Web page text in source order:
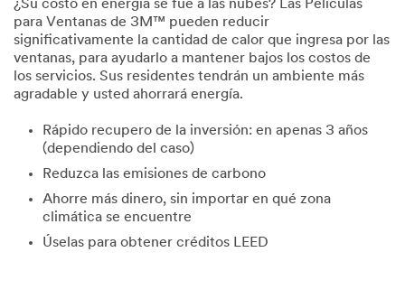
¿Su costo en energía se fue a las nubes? Las Películas
para Ventanas de 3M™ pueden reducir
significativamente la cantidad de calor que ingresa por las
ventanas, para ayudarlo a mantener bajos los costos de
los servicios. Sus residentes tendrán un ambiente más
agradable y usted ahorrará energía.
Rápido recupero de la inversión: en apenas 3 años
(dependiendo del caso)
Reduzca las emisiones de carbono
Ahorre más dinero, sin importar en qué zona
climática se encuentre
Úselas para obtener créditos LEED